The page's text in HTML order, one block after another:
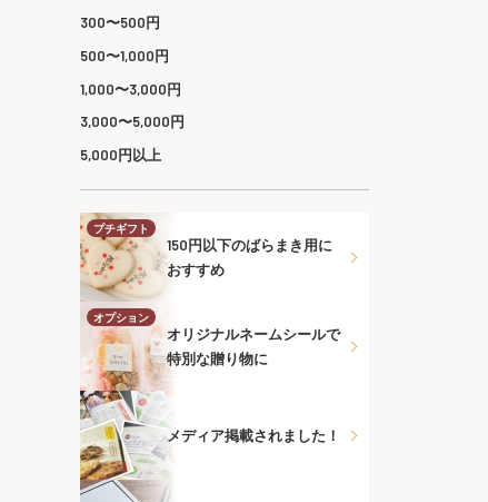
300〜500円
500〜1,000円
1,000〜3,000円
3,000〜5,000円
5,000円以上
プチギフト
150円以下のばらまき用に
おすすめ
オプション
オリジナルネームシールで
特別な贈り物に
メディア掲載されました！